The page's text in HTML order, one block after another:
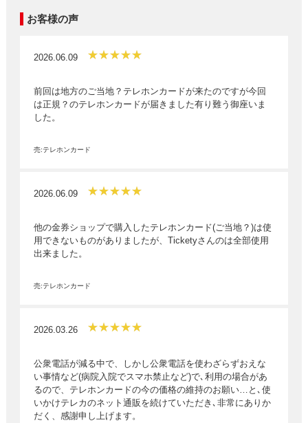
お客様の声
2026.06.09
前回は地方のご当地？テレホンカードが来たのですが今回
は正規？のテレホンカードが届きました有り難う御座いま
した。
売:テレホンカード
2026.06.09
他の金券ショップで購入したテレホンカード(ご当地？)は使
用できないものがありましたが、Ticketyさんのは全部使用
出来ました。
売:テレホンカード
2026.03.26
公衆電話が減る中で、しかし公衆電話を使わざらずおえな
い事情など(病院入院でスマホ禁止など)で､利用の場合があ
るので、テレホンカードの今の価格の維持のお願い…と､使
いかけテレカのネット通販を続けていただき､非常にありか
だく、感謝申し上げます。